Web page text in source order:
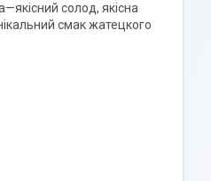
солод, якісна
смак жатецкого